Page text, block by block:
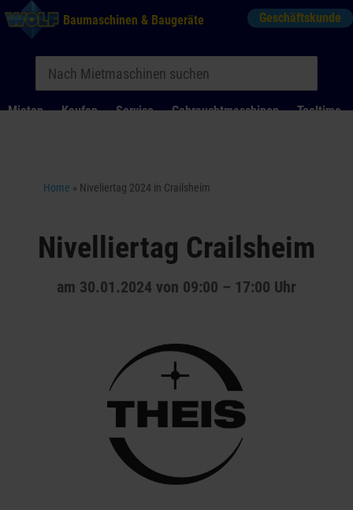
Baumaschinen & Baugeräte Geschäftskunde
Mieten Kaufen Service Gebrauchtmaschinen Tooltime
Home » Niveliertag 2024 in Crailsheim
Nivelliertag Crailsheim
am 30.01.2024 von 09:00 – 17:00 Uhr